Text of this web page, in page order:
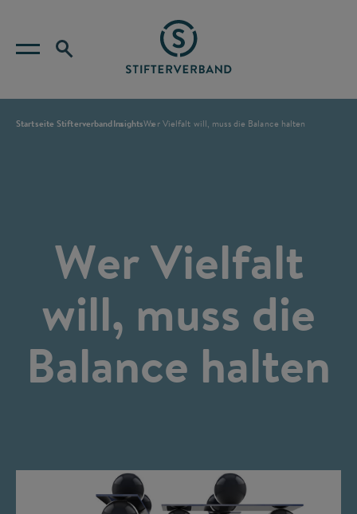
Startseite StifterverbandInsightsWer Vielfalt will, muss die Balance halten
Wer Vielfalt
will, muss die
Balance halten